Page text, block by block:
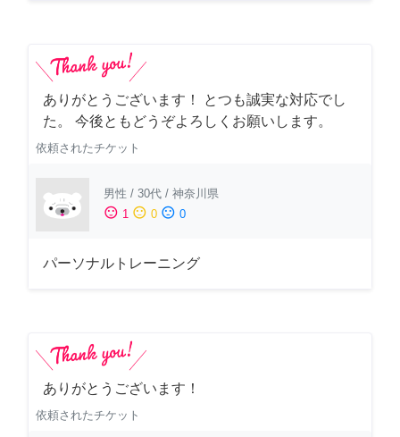
ありがとうございます！ とつも誠実な対応でし
た。 今後ともどうぞよろしくお願いします。
依頼されたチケット
男性 / 30代 / 神奈川県
sentiment_satisfied 1 sentiment_neutral 0 sentiment_dissatisfied 0
パーソナルトレーニング
ありがとうございます！
依頼されたチケット